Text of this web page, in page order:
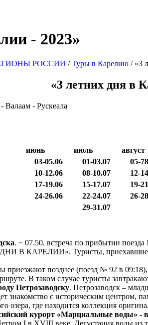
- 2023»
РОССИИ /Туры в Карелию / «3
«3 летних дня в
- Рускеала
июнь июль август
03-05.06
01-03.07 05-
10-12.06
08-10.07
12-
17-19.06
15-17.07
19-
24-26.06
22-24.07
26-
29-31.07
. ~ 07.50, встреча по прибытии
В КАРЕЛИИ». Туристы, приехавшие
приезжают позднее (поезд № 92 в
В таком случае туристы
Петрозаводску. Петрозаводск –
знакомство с историческим центром,
озера, где находится коллекция
курорт «Марциальные воды» -
I в ХVIII веке. Дегустация воды из